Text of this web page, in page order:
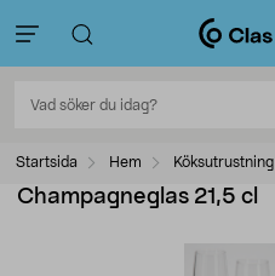
Startsida Hem Köksutrustning
Champagneglas 21,5 cl